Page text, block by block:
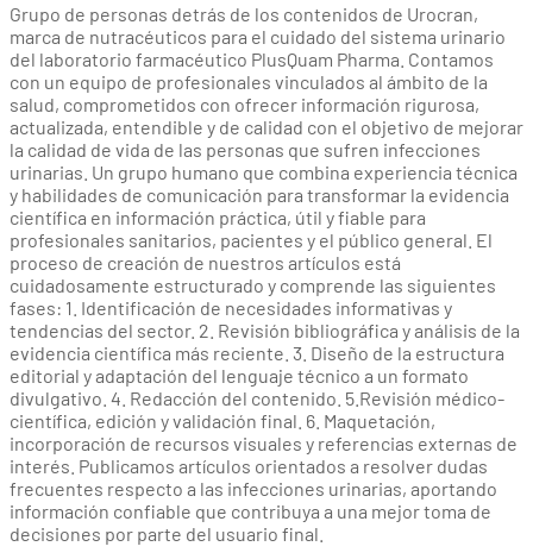
Grupo de personas detrás de los contenidos de Urocran,
marca de nutracéuticos para el cuidado del sistema urinario
del laboratorio farmacéutico PlusQuam Pharma. Contamos
con un equipo de profesionales vinculados al ámbito de la
salud, comprometidos con ofrecer información rigurosa,
actualizada, entendible y de calidad con el objetivo de mejorar
la calidad de vida de las personas que sufren infecciones
urinarias. Un grupo humano que combina experiencia técnica
y habilidades de comunicación para transformar la evidencia
científica en información práctica, útil y fiable para
profesionales sanitarios, pacientes y el público general. El
proceso de creación de nuestros artículos está
cuidadosamente estructurado y comprende las siguientes
fases: 1. Identificación de necesidades informativas y
tendencias del sector. 2. Revisión bibliográfica y análisis de la
evidencia científica más reciente. 3. Diseño de la estructura
editorial y adaptación del lenguaje técnico a un formato
divulgativo. 4. Redacción del contenido. 5.Revisión médico-
científica, edición y validación final. 6. Maquetación,
incorporación de recursos visuales y referencias externas de
interés. Publicamos artículos orientados a resolver dudas
frecuentes respecto a las infecciones urinarias, aportando
información confiable que contribuya a una mejor toma de
decisiones por parte del usuario final.